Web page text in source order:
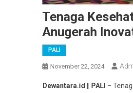
Tenaga
Anugerah
PALI
November 22, 2024
Dewantara.id || PALI –